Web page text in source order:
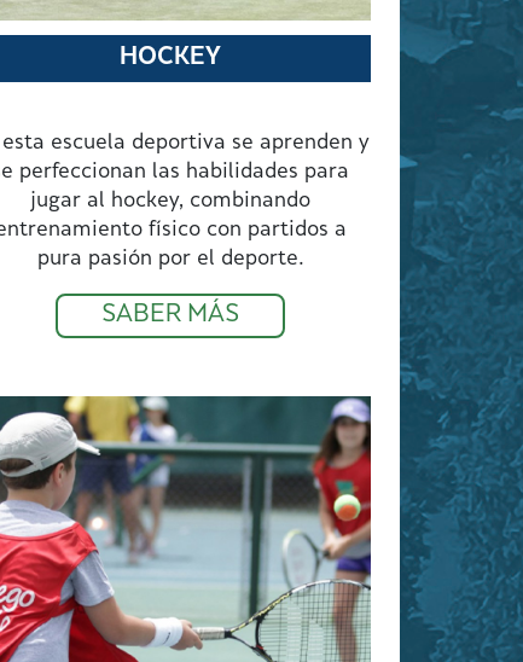
HOCKEY
esta escuela deportiva se aprenden y
perfeccionan las habilidades para
jugar al hockey, combinando
físico con partidos a
pura pasión por el deporte.
SABER MÁS